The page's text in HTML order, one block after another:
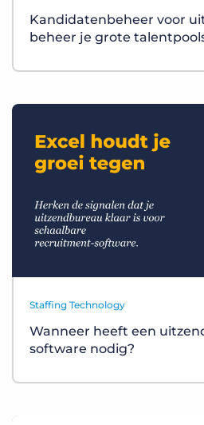
Kandidatenbeheer voor
beheer je grote
Staffing Technology
Wanneer heeft een
software nodig?